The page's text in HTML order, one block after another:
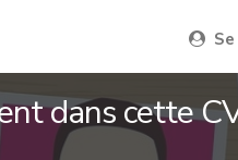
dans cette